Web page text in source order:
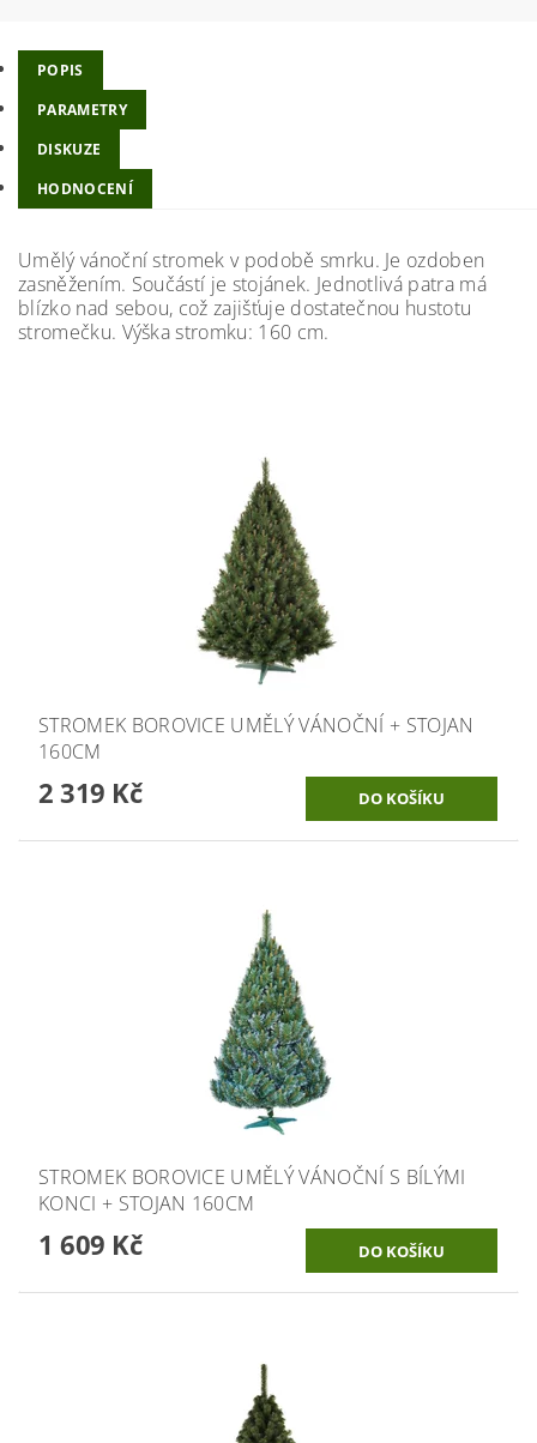
POPIS
PARAMETRY
DISKUZE
HODNOCENÍ
Umělý vánoční stromek v podobě smrku. Je ozdoben
zasněžením. Součástí je stojánek. Jednotlivá patra má
blízko nad sebou, což zajišťuje dostatečnou hustotu
stromečku. Výška stromku: 160 cm.
STROMEK BOROVICE UMĚLÝ VÁNOČNÍ + STOJAN
160CM
2 319 Kč
STROMEK BOROVICE UMĚLÝ VÁNOČNÍ S BÍLÝMI
KONCI + STOJAN 160CM
1 609 Kč